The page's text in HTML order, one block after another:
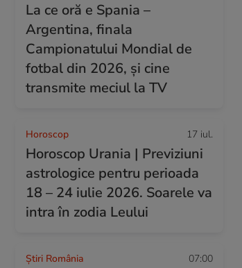
La ce oră e Spania –
Argentina, finala
Campionatului Mondial de
fotbal din 2026, și cine
transmite meciul la TV
Horoscop 17 iul.
Horoscop Urania | Previziuni
astrologice pentru perioada
18 – 24 iulie 2026. Soarele va
intra în zodia Leului
Știri România 07:00